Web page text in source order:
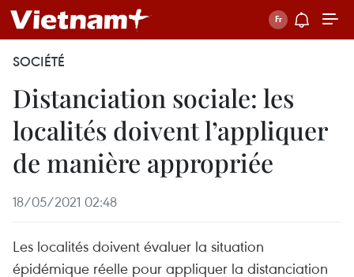
SOCIÉTÉ
Distanciation sociale: les
localités doivent l’appliquer
de manière appropriée
18/05/2021 02:48
Les localités doivent évaluer la situation
épidémique réelle pour appliquer la distanciation